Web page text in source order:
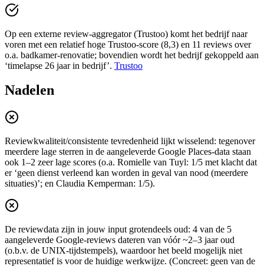
Op een externe review-aggregator (Trustoo) komt het bedrijf naar
voren met een relatief hoge Trustoo-score (8,3) en 11 reviews over
o.a. badkamer-renovatie; bovendien wordt het bedrijf gekoppeld aan
‘timelapse 26 jaar in bedrijf’. Trustoo
Nadelen
Reviewkwaliteit/consistente tevredenheid lijkt wisselend: tegenover
meerdere lage sterren in de aangeleverde Google Places-data staan
ook 1–2 zeer lage scores (o.a. Romielle van Tuyl: 1/5 met klacht dat
er ‘geen dienst verleend kan worden in geval van nood (meerdere
situaties)’; en Claudia Kemperman: 1/5).
De reviewdata zijn in jouw input grotendeels oud: 4 van de 5
aangeleverde Google-reviews dateren van vóór ~2–3 jaar oud
(o.b.v. de UNIX-tijdstempels), waardoor het beeld mogelijk niet
representatief is voor de huidige werkwijze. (Concreet: geen van de